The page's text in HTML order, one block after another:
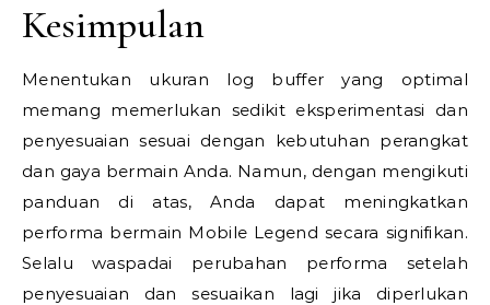
Kesimpulan
Menentukan ukuran log buffer yang optimal
memang memerlukan sedikit eksperimentasi dan
penyesuaian sesuai dengan kebutuhan perangkat
dan gaya bermain Anda. Namun, dengan mengikuti
panduan di atas, Anda dapat meningkatkan
performa bermain Mobile Legend secara signifikan.
Selalu waspadai perubahan performa setelah
penyesuaian dan sesuaikan lagi jika diperlukan